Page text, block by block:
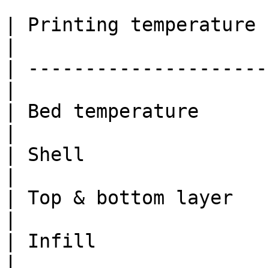
| Printing
|
| Bed temperature
| Shell
| Top & bottom
| Infill